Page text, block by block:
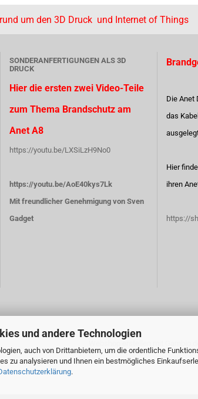
und andere Technologien
auch von Drittanbietern, um die ordentliche
zu analysieren und Ihnen ein bestmögliches
.
um den 3D Druck und Internet of Things
SONDERANFERTIGUNGEN ALS 3D
DRUCK
Hier die ersten zwei Video-Teile
zum Thema Brandschutz am
Anet A8
https://youtu.be/LXSiLzH9No0
https://youtu.be/AoE40kys7Lk
Mit freundlicher Genehmigung von Sven
Gadget
Die Anet
das
Hier
ihren
https://